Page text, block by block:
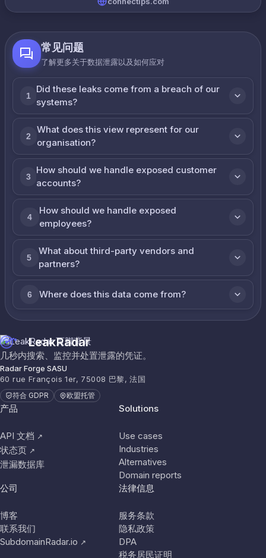
常见问题
了解更多关于数据泄露以及如何应对
1
Did these leaks come from a breach of our
systems?
2
What does this view represent for our
organisation?
3
How should we handle exposed customer
accounts?
4
How should we handle exposed
employees?
5
What about third-party vendors and
partners?
6 Where does this data come from?
LeakRadar
几秒内搜索、监控并处置泄露的凭证。
Radar Forge SASU
60 rue François 1er, 75008 巴黎, 法国
符合 GDPR 欧盟托管
产品
API 文档 ↗
状态页 ↗
泄漏数据库
Solutions
Use cases
Industries
Alternatives
Domain reports
公司
博客
联系我们
SubdomainRadar.io ↗
法律信息
服务条款
隐私政策
DPA
税务居民证明